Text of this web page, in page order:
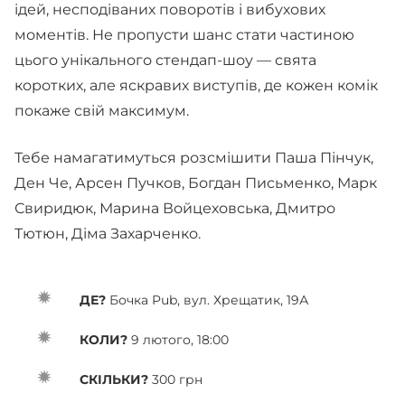
ідей, несподіваних поворотів і вибухових
моментів. Не пропусти шанс стати частиною
цього унікального стендап-шоу — свята
коротких, але яскравих виступів, де кожен комік
покаже свій максимум.
Тебе намагатимуться розсмішити Паша Пінчук,
Ден Че, Арсен Пучков, Богдан Письменко, Марк
Свиридюк, Марина Войцеховська, Дмитро
Тютюн, Діма Захарченко.
ДЕ? Бочка Pub, вул. Хрещатик, 19А
КОЛИ? 9 лютого, 18:00
СКІЛЬКИ? 300 грн